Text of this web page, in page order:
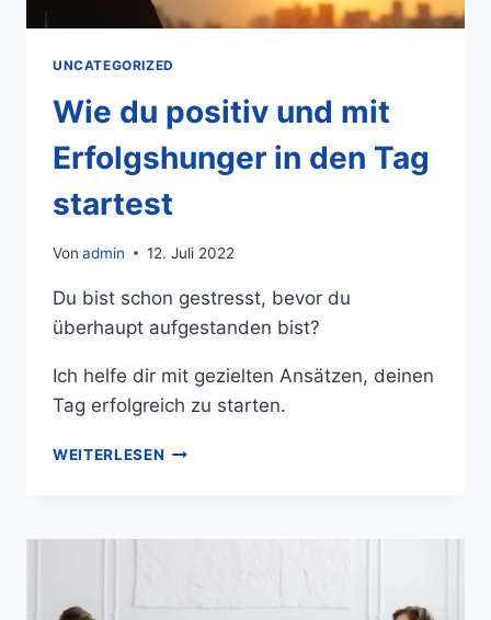
UNCATEGORIZED
Wie du positiv und mit
Erfolgshunger in den Tag
startest
Von admin 12. Juli 2022
Du bist schon gestresst, bevor du
überhaupt aufgestanden bist?
Ich helfe dir mit gezielten Ansätzen, deinen
Tag erfolgreich zu starten.
WEITERLESEN